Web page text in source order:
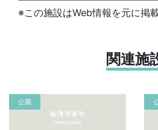
※この施設はWeb情報を元に掲
関連施
公園